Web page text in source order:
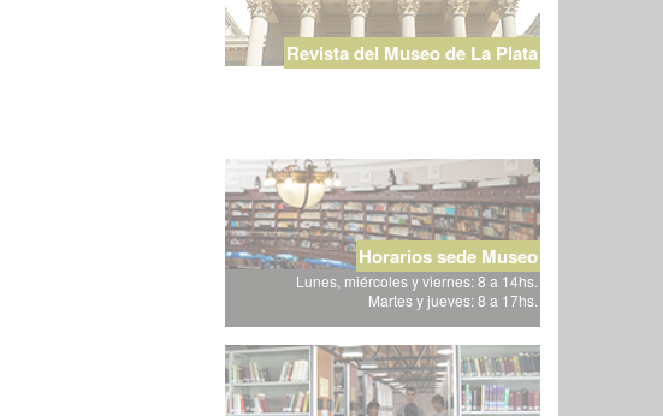
Revista del Museo de La Plata
Horarios sede Museo
Lunes, miércoles y viernes: 8 a 14hs.
Martes y jueves: 8 a 17hs.